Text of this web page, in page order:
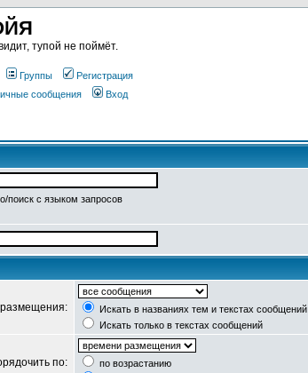
тупой не поймёт.
Группы
Регистрация
сообщения Вход
поиск с языком запросов
Искать в названиях тем и текстах сообщений
Искать только в текстах сообщений
по:
по возрастанию